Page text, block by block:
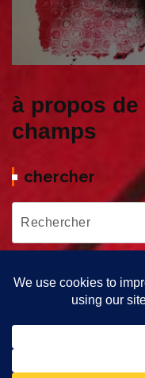
à propos de
champs
chercher
Copyright © 2026 Tout